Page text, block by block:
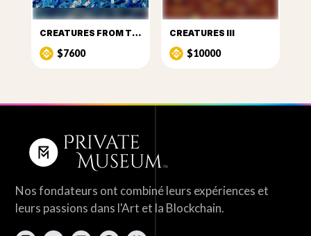
CREATURES FROM THE SUN AND SEA
$7600
CREATURES III
$10000
Nos fondateurs ont combiné leurs expériences et
leurs passions dans l'Art et la Blockchain.